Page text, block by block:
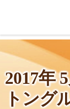
2017年
トング